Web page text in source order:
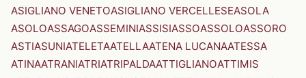
ASIGLIANO VENETOASIGLIANO VERCELLESEASOLA
ASOLOASSAGOASSEMINIASSISIASSOASSOLOASSORO
ASTIASUNIATELETAATELLAATENA LUCANAATESSA
ATINAATRANIATRIATRIPALDAATTIGLIANOATTIMIS